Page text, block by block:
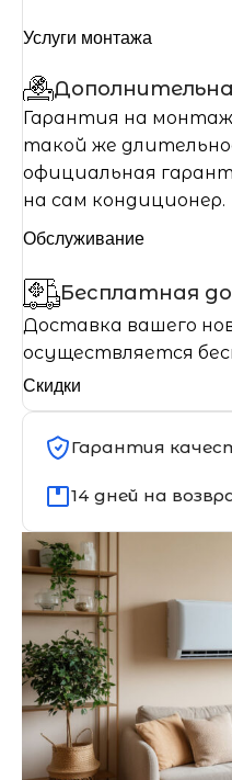
Услуги монтажа
Гарантия на
такой же
официальная
на сам кондиционер.
Обслуживание
Бесплатная
Доставка вашего
осуществляется
Скидки
Гарантия
14 дней на